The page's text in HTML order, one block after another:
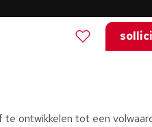
te ontwikkelen tot een